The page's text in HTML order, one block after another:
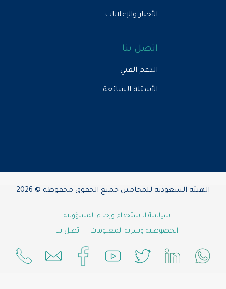
الأخبار والإعلانات
اتصل بنا
الدعم الفني
الأسئلة الشائعة
الهيئة السعودية للمحامين جميع الحقوق محفوظة © 2026
سياسة الاستخدام وإخلاء المسؤولية
الخصوصية وسرية المعلومات
اتصل بنا